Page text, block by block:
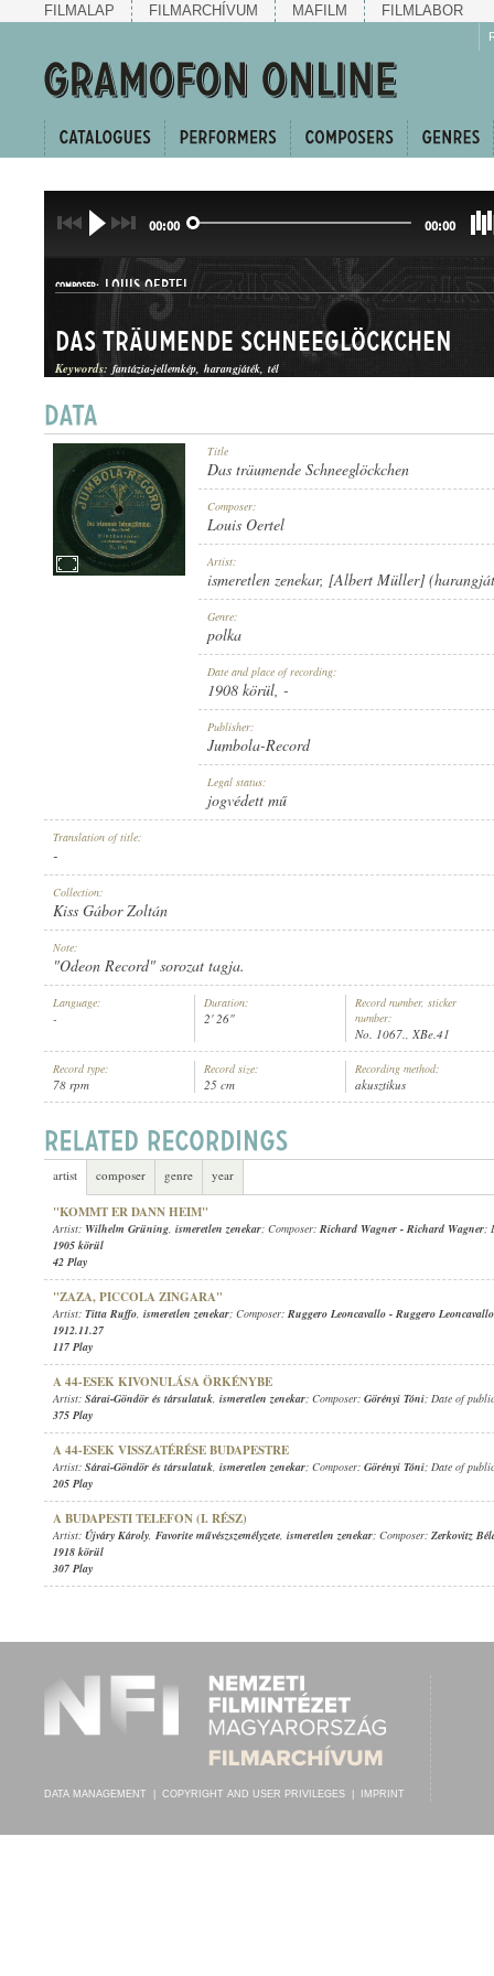
FILMALAP FILMARCHÍVUM MAFILM FILMLABOR
00:00 00:00
COMPOSER: LOUIS OERTEL
POLKA
JUMBOLA-RECORD
RECORD NUMBER:
Das träumende Schneeglöckchen
Keywords: fantázia-jellemkép harangjáték tél
Title
Das träumende Schneeglöckchen
Composer:
Louis Oertel
Artist:
ismeretlen zenekar, [Albert Müller]
Genre:
polka
Date and place of recording:
1908 körül, -
Publisher:
Jumbola-Record
Legal status:
jogvédett mű
Translation of title:
-
Collection:
Kiss Gábor Zoltán
Note:
"Odeon Record" sorozat tagja.
Language:
-
Duration:
2' 26"
Record number, sticker
number:
No. 1067., XBe.41
Record type:
78 rpm
Record size:
25 cm
Recording method:
akusztikus
artist composer genre year
"KOMMT ER DANN HEIM"
Artist: Wilhelm Grüning, ismeretlen zenekar; Composer: Richard Wagner - Richard Wagner;
1905 körül
42 Play
"ZAZA, PICCOLA ZINGARA"
Artist: Titta Ruffo, ismeretlen zenekar; Composer: Ruggero Leoncavallo - Ruggero Leoncavallo
1912.11.27
117 Play
A 44-ESEK KIVONULÁSA ÖRKÉNYBE
Artist: Sárai-Göndör és társulatuk, ismeretlen zenekar; Composer: Görényi Tóni; Date of
375 Play
A 44-ESEK VISSZATÉRÉSE BUDAPESTRE
Artist: Sárai-Göndör és társulatuk, ismeretlen zenekar; Composer: Görényi Tóni; Date of
205 Play
A BUDAPESTI TELEFON (I. RÉSZ)
Artist: Újváry Károly, Favorite művészszemélyzete, ismeretlen zenekar; Composer: Zerkovitz
1918 körül
307 Play
DATA MANAGEMENT COPYRIGHT AND USER PRIVILEGES IMPRINT